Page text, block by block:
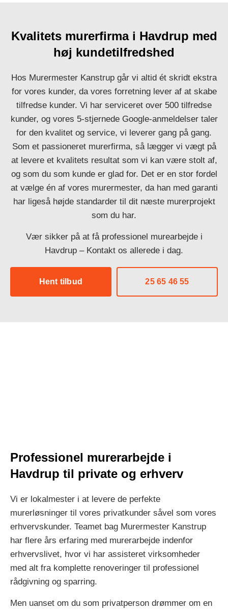
Kvalitets murerfirma i Havdrup med
høj kundetilfredshed
Hos Murermester Kanstrup går vi altid ét skridt ekstra
for vores kunder, da vores forretning lever af at skabe
tilfredse kunder. Vi har serviceret over 500 tilfredse
kunder, og vores 5-stjernede Google-anmeldelser taler
for den kvalitet og service, vi leverer gang på gang.
Som et passioneret murerfirma, så lægger vi vægt på
at levere et kvalitets resultat som vi kan være stolt af,
og som du som kunde er glad for. Det er en stor fordel
at vælge én af vores murermester, da han med garanti
har ligeså højde standarder til dit næste murerprojekt
som du har.
Vær sikker på at få professionel murearbejde i
Havdrup – Kontakt os allerede i dag.
Hent tilbud 25 65 46 55
Professionel murerarbejde i
Havdrup til private og erhverv
Vi er lokalmester i at levere de perfekte
murerløsninger til vores privatkunder såvel som vores
erhvervskunder. Teamet bag Murermester Kanstrup
har flere års erfaring med murerarbejde indenfor
erhvervslivet, hvor vi har assisteret virksomheder
med alt fra komplette renoveringer til professionel
rådgivning og sparring.
Men uanset om du som privatperson drømmer om en